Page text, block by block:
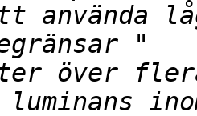
använda
över